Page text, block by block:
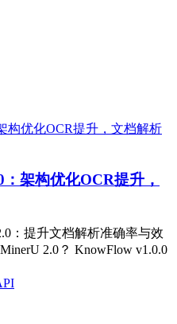
架构优化OCR提升，
：提升文档解析准确率与效
2.0？ KnowFlow v1.0.0